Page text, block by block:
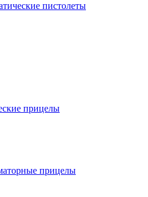
пистолеты
прицелы
прицелы